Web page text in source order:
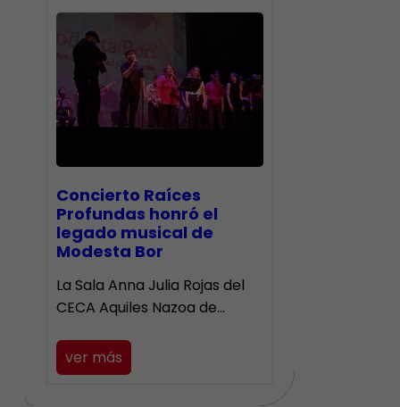
​Concierto Raíces
Profundas honró el
legado musical de
Modesta Bor
La Sala Anna Julia Rojas del
CECA Aquiles Nazoa de…
ver más